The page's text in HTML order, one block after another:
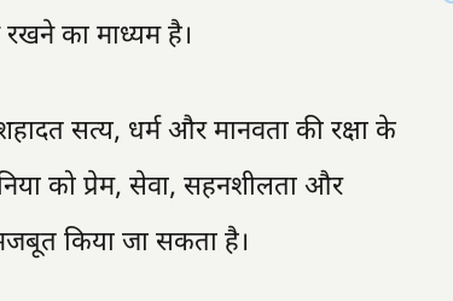
का माध्यम है।
सत्य, धर्म और मानवता की रक्षा के
को प्रेम, सेवा, सहनशीलता और
किया जा सकता है।